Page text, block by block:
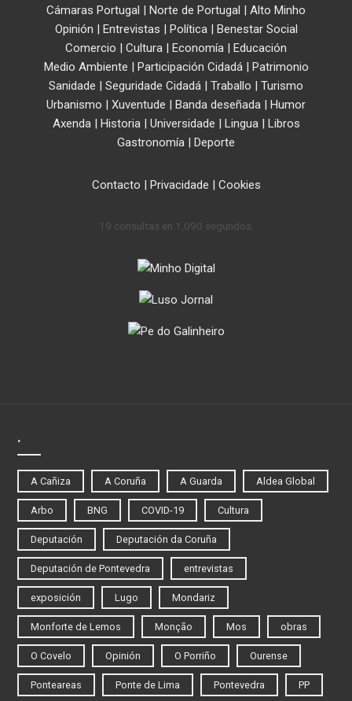
Cámaras Portugal | Norte de Portugal | Alto Minho
Opinión | Entrevistas | Política| Benestar Social
Comercio | Cultura | Economía | Educación
Medio Ambiente | Participación Cidadá| Patrimonio
Sanidade | Seguridade Cidadá | Traballo | Turismo
Urbanismo | Xuventude | Banda deseñada | Humor
Axenda| Historia| Universidade | Lingua| Libros
Gastronomía | Deporte
Contacto | Privacidade | Cookies
19 consultas en 1,090 segundos.
.
A Cañiza A Coruña A Guarda Aldea Global
Arbo BNG COVID-19 Cultura
Deputación Deputación da Coruña
Deputación de Pontevedra entrevistas
exposición Lugo Mondariz
Monforte de Lemos Monção Mos obras
O Covelo Opinión O Porriño Ourense
Ponteareas Ponte de Lima Pontevedra PP